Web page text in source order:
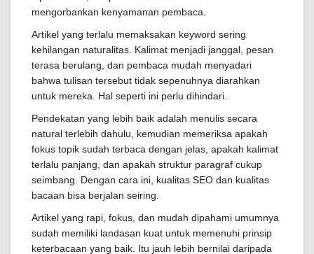
mengorbankan kenyamanan pembaca.
Artikel yang terlalu memaksakan keyword sering
kehilangan naturalitas. Kalimat menjadi janggal, pesan
terasa berulang, dan pembaca mudah menyadari
bahwa tulisan tersebut tidak sepenuhnya diarahkan
untuk mereka. Hal seperti ini perlu dihindari.
Pendekatan yang lebih baik adalah menulis secara
natural terlebih dahulu, kemudian memeriksa apakah
fokus topik sudah terbaca dengan jelas, apakah kalimat
terlalu panjang, dan apakah struktur paragraf cukup
seimbang. Dengan cara ini, kualitas SEO dan kualitas
bacaan bisa berjalan seiring.
Artikel yang rapi, fokus, dan mudah dipahami umumnya
sudah memiliki landasan kuat untuk memenuhi prinsip
keterbacaan yang baik. Itu jauh lebih bernilai daripada